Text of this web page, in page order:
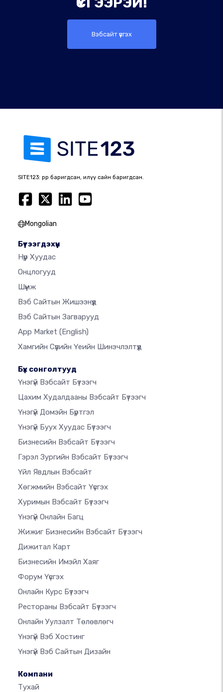
Вэбсайт үүсгэх
SITE123: өөрөөр баригдсан, илүү сайн баригдсан.
Mongolian
Бүтээгдэхүүн
Нүүр Хуудас
Онцлогууд
Шүүмж
Вэб Сайтын Жишээнүүд
Вэб Сайтын Загварууд
App Market (English)
Хамгийн Сүүлийн Үеийн Шинэчлэлтүүд
Бүх сонголтууд
Үнэгүй Вэбсайт Бүтээгч
Цахим Худалдааны Вэбсайт Бүтээгч
Үнэгүй Домэйн Бүртгэл
Үнэгүй Буух Хуудас Бүтээгч
Бизнесийн Вэбсайт Бүтээгч
Гэрэл Зургийн Вэбсайт Бүтээгч
Үйл Явдлын Вэбсайт
Хөгжмийн Вэбсайт Үүсгэх
Хуримын Вэбсайт Бүтээгч
Үнэгүй Онлайн Багц
Жижиг Бизнесийн Вэбсайт Бүтээгч
Дижитал Карт
Бизнесийн Имэйл Хаяг
Форум Үүсгэх
Онлайн Курс Бүтээгч
Рестораны Вэбсайт Бүтээгч
Онлайн Уулзалт Төлөвлөгч
Үнэгүй Вэб Хостинг
Үнэгүй Вэб Сайтын Дизайн
Компани
Тухай